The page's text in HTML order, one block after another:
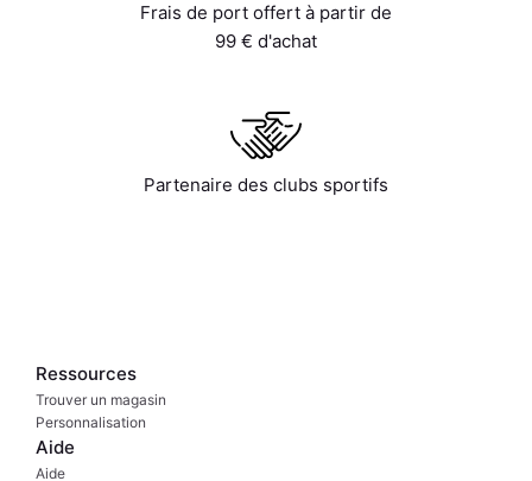
Frais de port offert à partir de
99 € d'achat
Partenaire des clubs sportifs
Ressources
Trouver un magasin
Personnalisation
Aide
Aide